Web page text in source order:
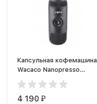
Капсульная кофемашина
Wacaco Nanopresso
WCCN80
4 190₽